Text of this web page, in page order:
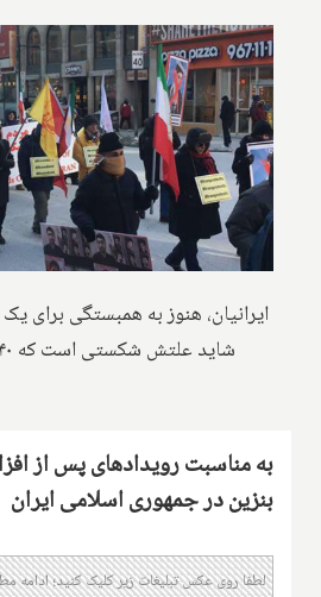
ایرانیان، هنوز به همبستگی برای یک
به مناسبت رویدادهای پس از
بنزین در جمهوری اسلامی ایران
لطفا روی عکس تبلیغات زیر کلیک کنید؛ ادامه